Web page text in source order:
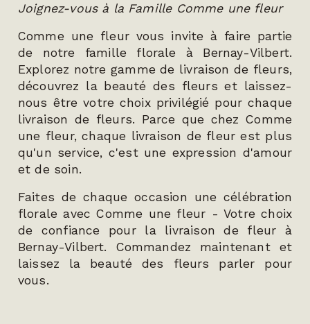
Joignez-vous à la Famille Comme une fleur
Comme une fleur vous invite à faire partie
de notre famille florale à Bernay-Vilbert.
Explorez notre gamme de livraison de fleurs,
découvrez la beauté des fleurs et laissez-
nous être votre choix privilégié pour chaque
livraison de fleurs. Parce que chez Comme
une fleur, chaque livraison de fleur est plus
qu'un service, c'est une expression d'amour
et de soin.
Faites de chaque occasion une célébration
florale avec Comme une fleur - Votre choix
de confiance pour la livraison de fleur à
Bernay-Vilbert. Commandez maintenant et
laissez la beauté des fleurs parler pour
vous.